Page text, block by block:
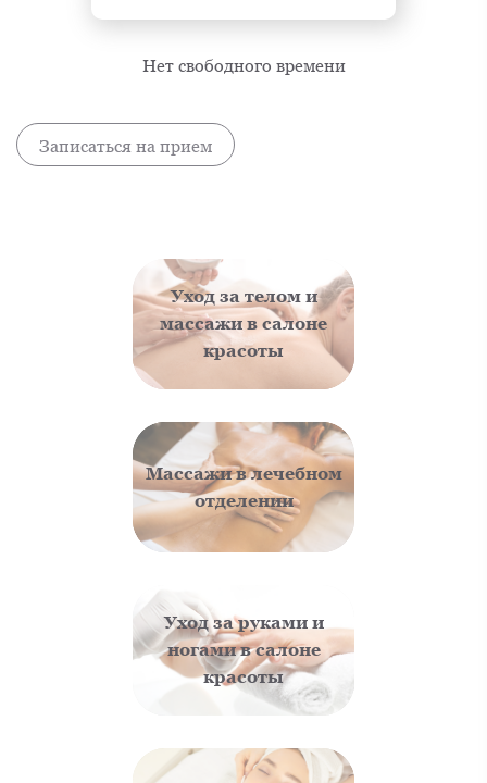
Нет свободного времени
Записаться на прием
Уход за телом и
массажи в салоне
красоты
Массажи в лечебном
отделении
Уход за руками и
ногами в салоне
красоты